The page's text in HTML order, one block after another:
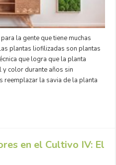
la gente que tiene muchas
plantas liofilizadas son plantas
que logra que la planta
color durante años sin
reemplazar la savia de la planta
en el Cultivo IV: El